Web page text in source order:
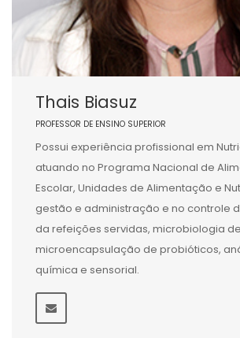
Thais Biasuz
PROFESSOR DE ENSINO SUPERIOR
Possui experiência profissional em
atuando no Programa Nacional de
Escolar, Unidades de Alimentação e
gestão e administração e no controle
da refeições servidas, microbiologia
microencapsulação de probióticos,
química e sensorial.